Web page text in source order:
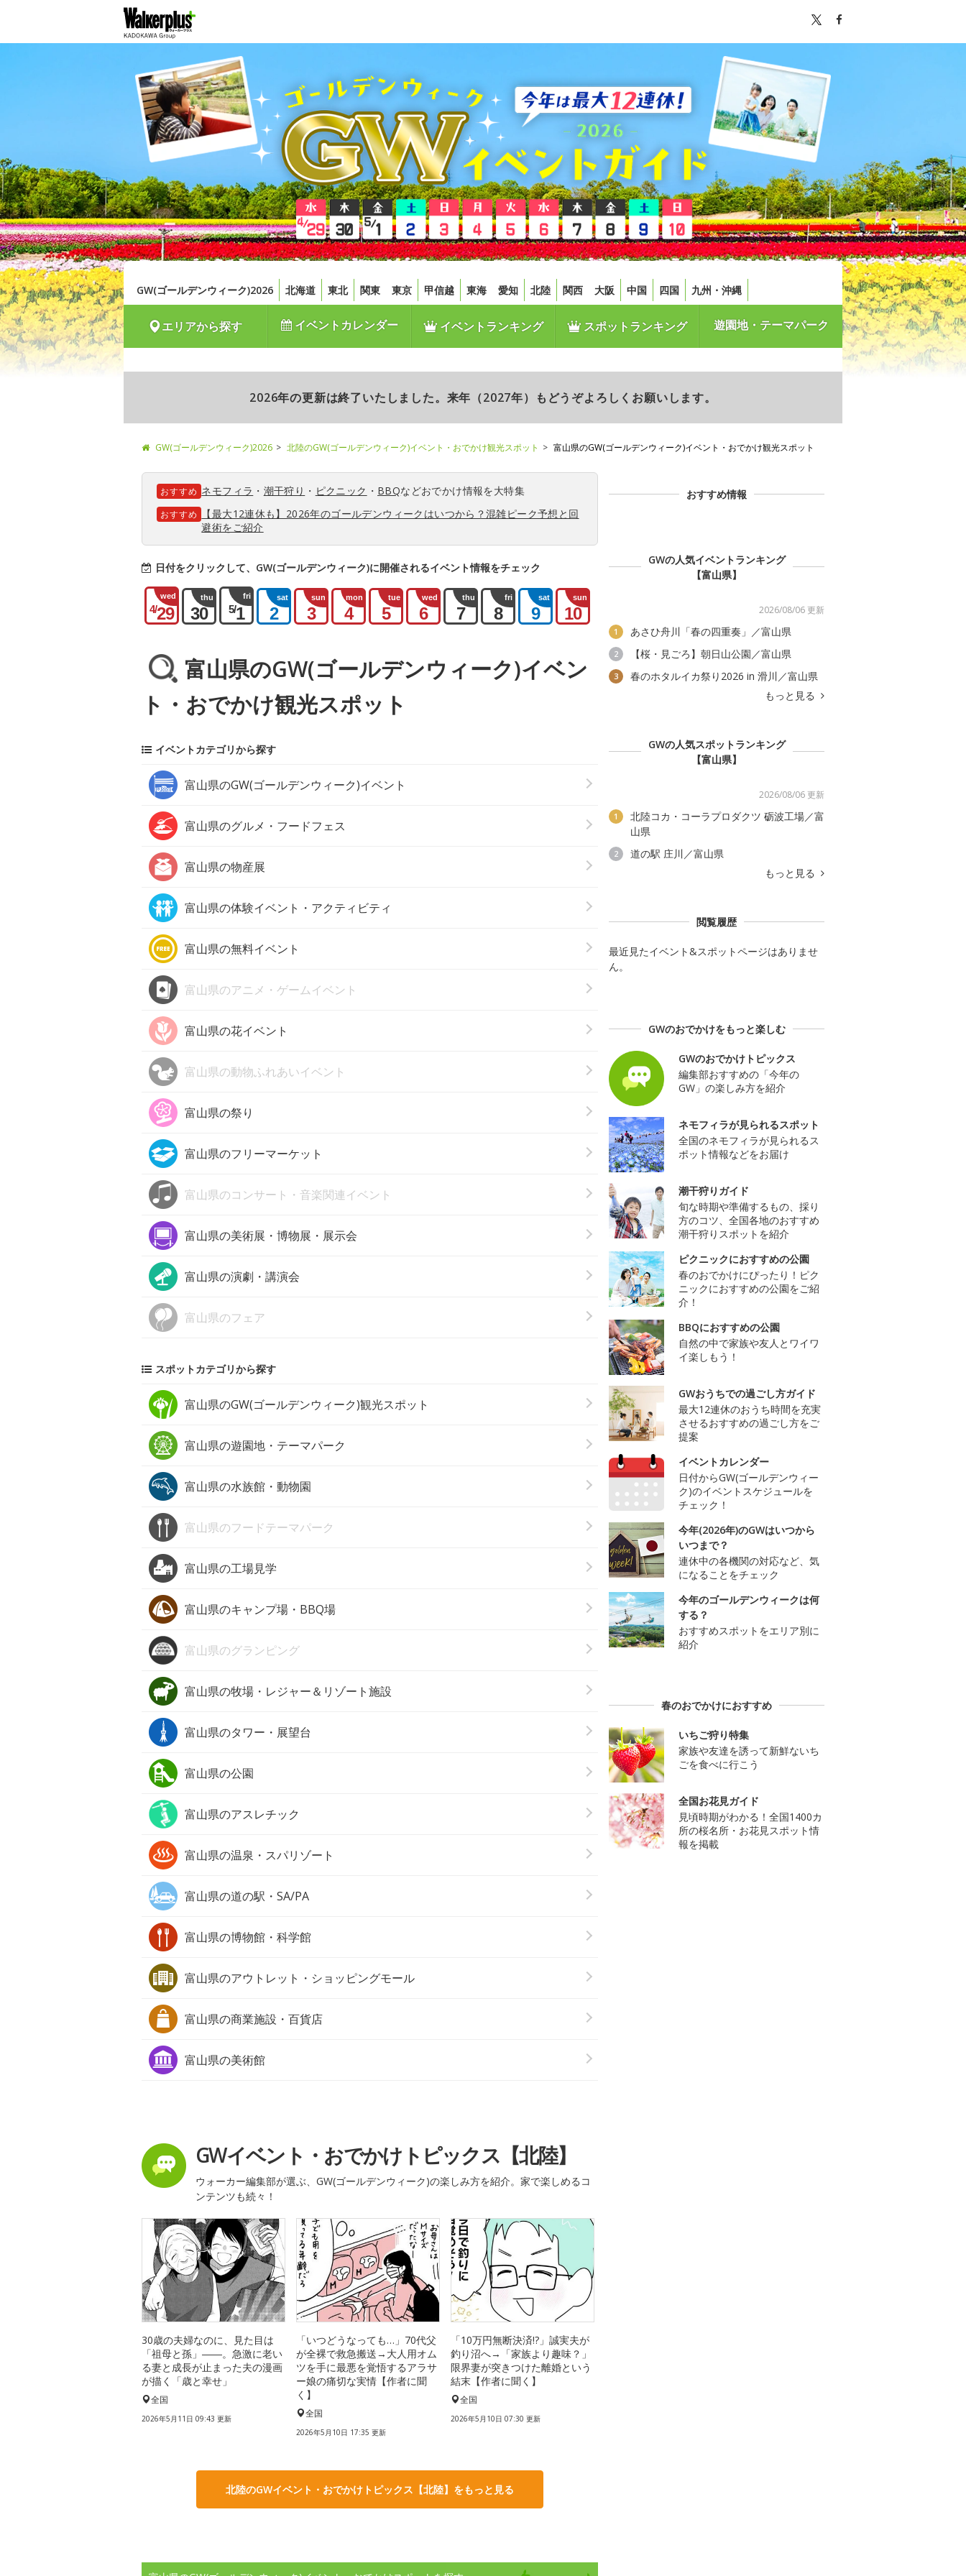
GW(ゴールデンウィーク)2026 北海道 東北 関東 東京 甲信越 東海 愛知 北陸 関西 大阪 中国 四国 九州・沖縄
エリアから探す イベントカレンダー イベントランキング スポットランキング 遊園地・テーマパーク
2026年の更新は終了いたしました。来年（2027年）もどうぞよろしくお願いします。
GW(ゴールデンウィーク)2026 北陸のGW(ゴールデンウィーク)イベント・おでかけ観光スポット 富山県のGW(ゴールデンウィーク)イベント・おでかけ観光スポット
おすすめ ネモフィラ ・ 潮干狩り ・ ピクニック ・ BBQなどおでかけ情報を大特集
おすすめ
【最大12連休も】2026年のゴールデンウィークはいつから？混雑ピーク予想と回
避術をご紹介
日付をクリックして、GW(ゴールデンウィーク)に開催されるイベント情報をチェック
wed
4/29
thu
30
fri
5/1
sat
2
sun
3
mon
4
tue
5
wed
6
thu
7
fri
8
sat
9
sun
10
富山県のGW(ゴールデンウィーク)イベン
ト・おでかけ観光スポット
イベントカテゴリから探す
富山県のGW(ゴールデンウィーク)イベント
富山県のグルメ・フードフェス
富山県の物産展
富山県の体験イベント・アクティビティ
富山県の無料イベント
富山県のアニメ・ゲームイベント
富山県の花イベント
富山県の動物ふれあいイベント
富山県の祭り
富山県のフリーマーケット
富山県のコンサート・音楽関連イベント
富山県の美術展・博物展・展示会
富山県の演劇・講演会
富山県のフェア
スポットカテゴリから探す
富山県のGW(ゴールデンウィーク)観光スポット
富山県の遊園地・テーマパーク
富山県の水族館・動物園
富山県のフードテーマパーク
富山県の工場見学
富山県のキャンプ場・BBQ場
富山県のグランピング
富山県の牧場・レジャー＆リゾート施設
富山県のタワー・展望台
富山県の公園
富山県のアスレチック
富山県の温泉・スパリゾート
富山県の道の駅・SA/PA
富山県の博物館・科学館
富山県のアウトレット・ショッピングモール
富山県の商業施設・百貨店
富山県の美術館
GWイベント・おでかけトピックス【北陸】
ウォーカー編集部が選ぶ、GW(ゴールデンウィーク)の楽しみ方を紹介。家で楽しめるコ
ンテンツも続々！
30歳の夫婦なのに、見た目は
「祖母と孫」――。急激に老い
る妻と成長が止まった夫の漫画
が描く「歳と幸せ」
全国
2026年5月11日 09:43 更新
「いつどうなっても…」70代父
が全裸で救急搬送→大人用オム
ツを手に最悪を覚悟するアラサ
ー娘の痛切な実情【作者に聞
く】
全国
2026年5月10日 17:35 更新
「10万円無断決済!?」誠実夫が
釣り沼へ→「家族より趣味？」
限界妻が突きつけた離婚という
結末【作者に聞く】
全国
2026年5月10日 07:30 更新
北陸のGWイベント・おでかけトピックス【北陸】をもっと見る
おすすめ情報
GWの人気イベントランキング
【富山県】
2026/08/06 更新
1 あさひ舟川「春の四重奏」／富山県
2 【桜・見ごろ】朝日山公園／富山県
3
春のホタルイカ祭り2026 in 滑川／富山県
もっと見る
GWの人気スポットランキング
【富山県】
2026/08/06 更新
1
北陸コカ・コーラプロダクツ 砺波工場／富
山県
2
道の駅 庄川／富山県
もっと見る
閲覧履歴
最近見たイベント&スポットページはありませ
ん。
GWのおでかけをもっと楽しむ
GWのおでかけトピックス
編集部おすすめの「今年の
GW」の楽しみ方を紹介
ネモフィラが見られるスポット
全国のネモフィラが見られるス
ポット情報などをお届け
潮干狩りガイド
旬な時期や準備するもの、採り
方のコツ、全国各地のおすすめ
潮干狩りスポットを紹介
ピクニックにおすすめの公園
春のおでかけにぴったり！ピク
ニックにおすすめの公園をご紹
介！
BBQにおすすめの公園
自然の中で家族や友人とワイワ
イ楽しもう！
GWおうちでの過ごし方ガイド
最大12連休のおうち時間を充実
させるおすすめの過ごし方をご
提案
イベントカレンダー
日付からGW(ゴールデンウィー
ク)のイベントスケジュールを
チェック！
今年(2026年)のGWはいつから
いつまで？
連休中の各機関の対応など、気
になることをチェック
今年のゴールデンウィークは何
する？
おすすめスポットをエリア別に
紹介
春のおでかけにおすすめ
いちご狩り特集
家族や友達を誘って新鮮ないち
ごを食べに行こう
全国お花見ガイド
見頃時期がわかる！全国1400カ
所の桜名所・お花見スポット情
報を掲載